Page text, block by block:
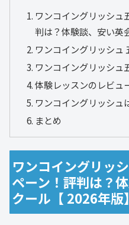
ワンコイングリッシュ
判は？体験談、安い英
ワンコイングリッシ
ワンコイングリッシュ
体験レッスンのレビュ
ワンコイングリッシュ
まとめ
ワンコイングリッ
ペーン！評判は？
クール【 2026年版】